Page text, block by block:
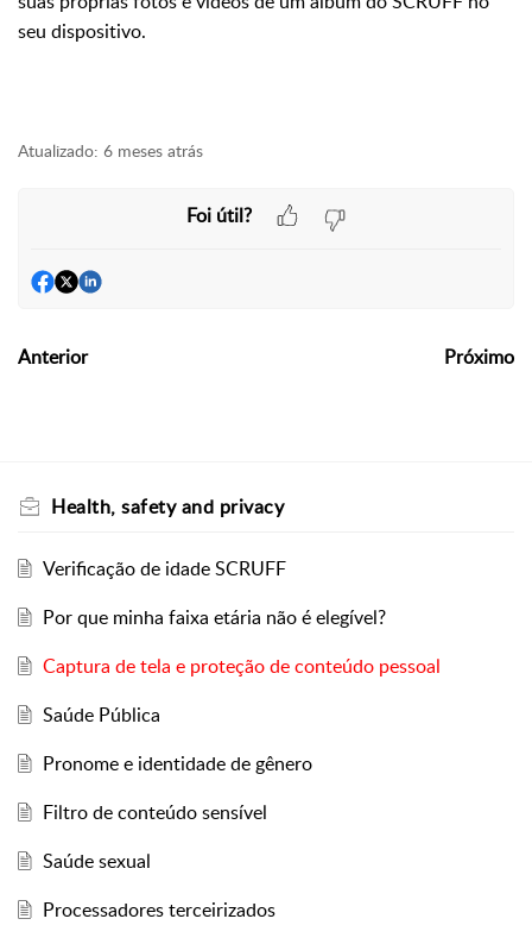
seu dispositivo.
Atualizado: 6 meses atrás
Foi útil?
Anterior Próximo
Health, safety and privacy
Verificação de idade SCRUFF
Por que minha faixa etária não é elegível?
Captura de tela e proteção de conteúdo pessoal
Saúde Pública
Pronome e identidade de gênero
Filtro de conteúdo sensível
Saúde sexual
Processadores terceirizados